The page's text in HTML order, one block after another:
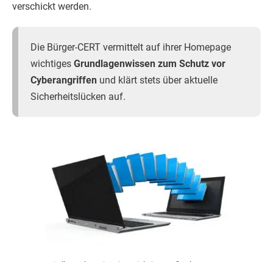
verschickt werden.
Die Bürger-CERT vermittelt auf ihrer Homepage
wichtiges Grundlagenwissen zum Schutz vor
Cyberangriffen und klärt stets über aktuelle
Sicherheitslücken auf.